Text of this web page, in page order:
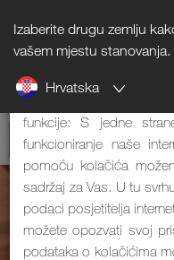
Izaberite drugu zemlju
vašem mjestu stanovanja.
Hrvatska
Napomena o kolačićima
Naša internetska
funkcije: S jedne
funkcioniranje naše
pomoću kolačića
sadržaj za Vas. U tu
podaci posjetitelja
možete opozvati svoj
podataka o kolačićima